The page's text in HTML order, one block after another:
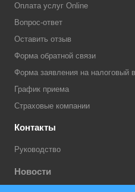
Оплата услуг Online
Вопрос-ответ
Оставить отзыв
Форма обратной связи
Форма заявления на налоговый
График приема
Страховые компании
Контакты
Руководство
Новости